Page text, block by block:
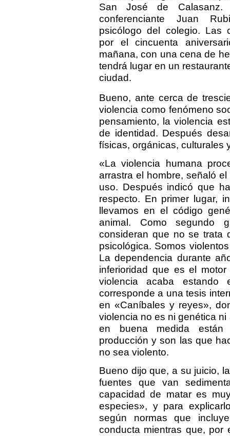
San José de Calasanz.
conferenciante Juan
psicólogo del colegio. Las
por el cincuenta
mañana, con una cena de
tendrá lugar en un
ciudad.
Bueno, ante cerca de
violencia como fenómeno
pensamiento, la violencia
de identidad. Después
físicas, orgánicas, culturales
«La violencia humana
arrastra el hombre, señaló
uso. Después indicó que
respecto. En primer lugar,
llevamos en el código
animal. Como segundo
consideran que no se trata
psicológica. Somos
La dependencia durante
inferioridad que es el
violencia acaba
corresponde a una tesis
en «Caníbales y reyes»,
violencia no es ni genética
en buena medida están
producción y son las que
no sea violento.
Bueno dijo que, a su juicio,
fuentes que van
capacidad de matar es
especies», y para
según normas que
conducta mientras que, por